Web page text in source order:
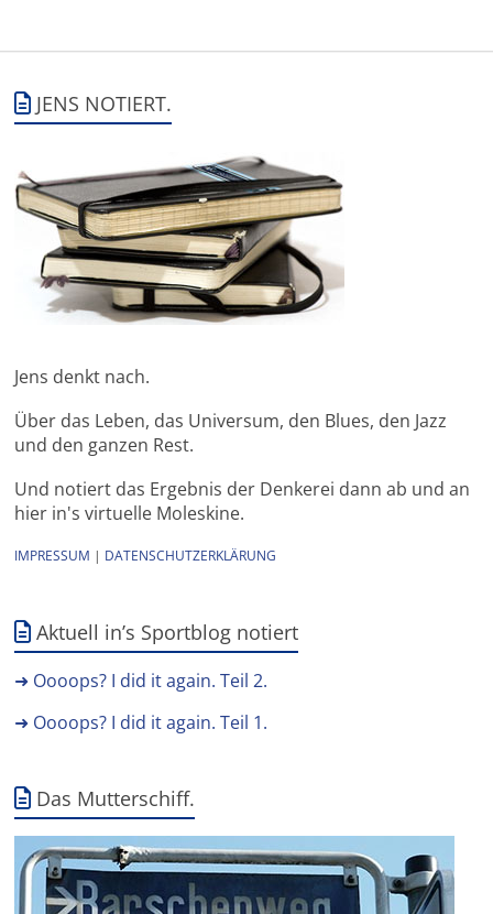
JENS NOTIERT.
Jens denkt nach.
Über das Leben, das Universum, den Blues, den Jazz
und den ganzen Rest.
Und notiert das Ergebnis der Denkerei dann ab und an
hier in's virtuelle Moleskine.
IMPRESSUM | DATENSCHUTZERKLÄRUNG
Aktuell in’s Sportblog notiert
➜ Oooops? I did it again. Teil 2.
➜ Oooops? I did it again. Teil 1.
Das Mutterschiff.